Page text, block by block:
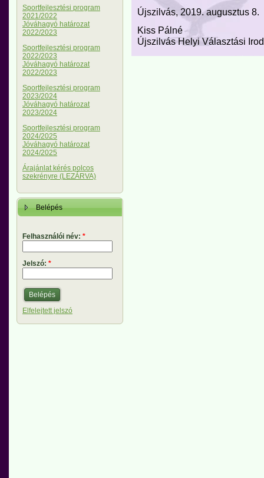
Sportfejlesztési program
2021/2022
Jóváhagyó határozat
2022/2023
Sportfejlesztési program
2022/2023
Jóváhagyó határozat
2022/2023
Sportfejlesztési program
2023/2024
Jóváhagyó határozat
2023/2024
Sportfejlesztési program
2024/2025
Jóváhagyó határozat
2024/2025
Árajánlat kérés polcos
szekrényre (LEZÁRVA)
Belépés
Felhasználói név: *
Jelszó: *
Elfelejtett jelszó
Újszilvás, 2019. augusztus 8.
Kiss Pálné
Újszilvás Helyi Választási